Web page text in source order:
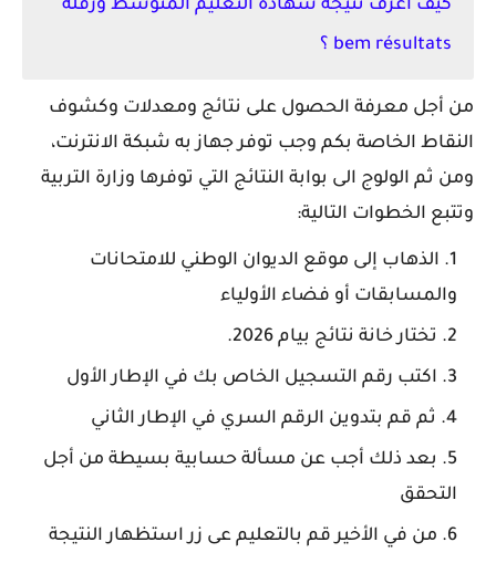
كيف اعرف نتيجة شهادة التعليم المتوسط ورقلة
bem résultats ؟
من أجل معرفة الحصول على نتائج ومعدلات وكشوف
النقاط الخاصة بكم وجب توفر جهاز به شبكة الانترنت،
ومن ثم الولوج الى بوابة النتائج التي توفرها وزارة التربية
وتتبع الخطوات التالية:
الذهاب إلى موقع الديوان الوطني للامتحانات
والمسابقات أو فضاء الأولياء
تختار خانة نتائج بيام 2026.
اكتب رقم التسجيل الخاص بك في الإطار الأول
ثم قم بتدوين الرقم السري في الإطار الثاني
بعد ذلك أجب عن مسألة حسابية بسيطة من أجل
التحقق
من في الأخير قم بالتعليم عى زر استظهار النتيجة